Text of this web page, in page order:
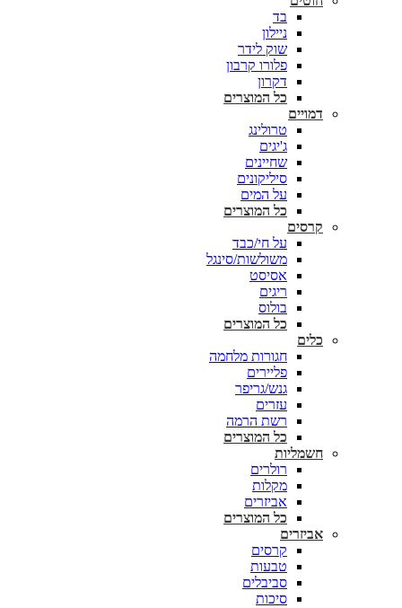
בד
ניילון
שוק לידר
פלורו קרבון
דקרון
כל המוצרים
דמויים
טרולינג
ג'יגים
שחיינים
סיליקונים
על המים
כל המוצרים
קרסים
על חי/כבד
משולשות/סינגל
אסיסט
ריגים
בולוס
כל המוצרים
כלים
חגורות מלחמה
פליירים
גנש/גריפר
עזרים
רשת הרמה
כל המוצרים
חשמליות
רולרים
מקלות
אביזרים
כל המוצרים
אביזרים
קרסים
טבעות
סביבלים
סיכות